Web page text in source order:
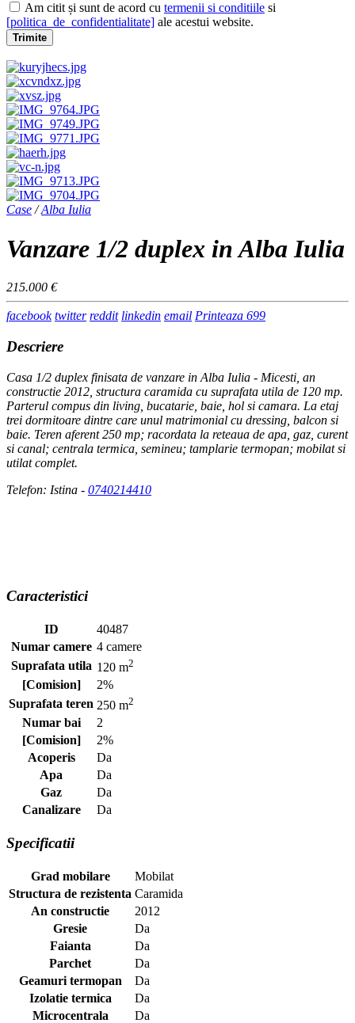
Am citit și sunt de acord cu termenii si conditiile si
[politica_de_confidentialitate] ale acestui website.
Trimite
Case/Alba Iulia
Vanzare 1/2 duplex in Alba Iulia
215.000 €
facebook twitter reddit linkedin email Printeaza 699
Descriere
Casa 1/2 duplex finisata de vanzare in Alba Iulia - Micesti, an
constructie 2012, structura caramida cu suprafata utila de 120 mp.
Parterul compus din living, bucatarie, baie, hol si camara. La etaj
trei dormitoare dintre care unul matrimonial cu dressing, balcon si
baie. Teren aferent 250 mp; racordata la reteaua de apa, gaz, curent
si canal; centrala termica, semineu; tamplarie termopan; mobilat si
utilat complet.
Telefon: Istina - 0740214410
Caracteristici
ID
40487
Numar camere 4 camere
Suprafata utila 120 m2
[Comision]
2%
Suprafata teren 250 m2
Numar bai
2
[Comision]
2%
Acoperis
Da
Apa
Da
Gaz
Da
Canalizare
Da
Specificatii
Grad mobilare
Mobilat
Structura de rezistenta Caramida
An constructie
2012
Gresie
Da
Faianta
Da
Parchet
Da
Geamuri termopan
Da
Izolatie termica
Da
Microcentrala
Da